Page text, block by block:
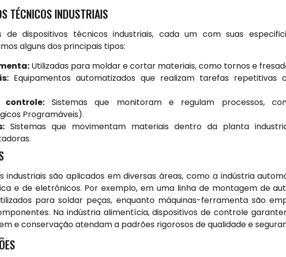
TÉCNICOS INDUSTRIAIS
de dispositivos técnicos industriais, cada um com suas
alguns dos principais tipos:
Utilizadas para moldar e cortar materiais, como tornos e
Equipamentos automatizados que realizam tarefas repetitivas
controle:Sistemas que monitoram e regulam processos,
Programáveis).
Sistemas que movimentam materiais dentro da planta
industriais são aplicados em diversas áreas, como a indústria
e de eletrônicos. Por exemplo, em uma linha de montagem de
para soldar peças, enquanto máquinas-ferramenta são
Na indústria alimentícia, dispositivos de controle
e conservação atendam a padrões rigorosos de qualidade e